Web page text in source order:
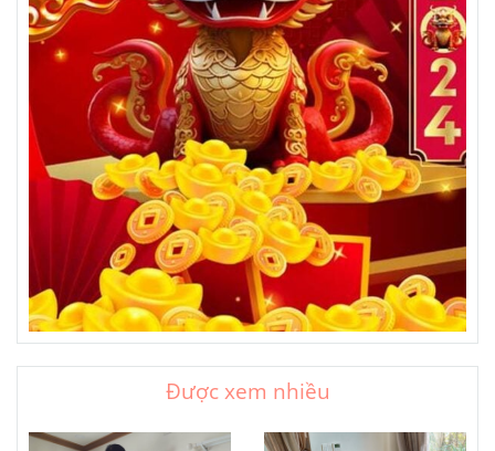
Được xem nhiều